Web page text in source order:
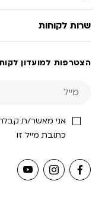
שרות לקוחות
הצטרפות למועדון
אני מאשר/ת קבלת
כתובת מייל זו